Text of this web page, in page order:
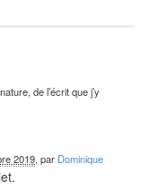
de l’écrit que j’y
2019, par Dominique